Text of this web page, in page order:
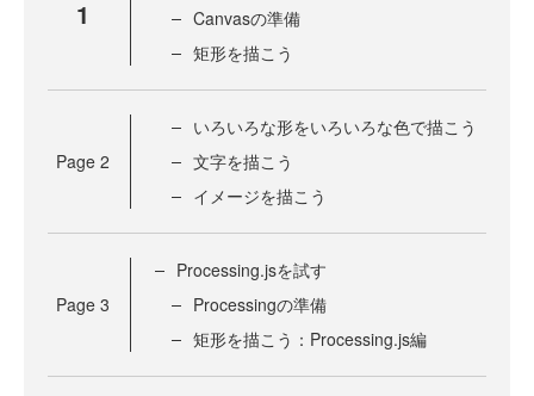
1
Canvasの準備
矩形を描こう
Page 2
いろいろな形をいろいろな色で描こう
文字を描こう
イメージを描こう
Page 3
Processing.jsを試す
Processingの準備
矩形を描こう：Processing.js編